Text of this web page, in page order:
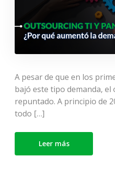
A pesar de que en los
bajó este tipo demanda,
repuntado. A principio de
todo […]
Leer más